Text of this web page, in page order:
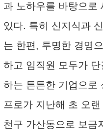
과 노하우를 바탕으로
있다. 특히 신지식과
는 한편, 투명한 경영
하고 임직원 모두가
하는 튼튼한 기업으로
프로가 지난해 초 오
천구 가산동으로 보금